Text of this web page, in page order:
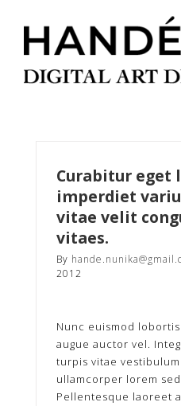
Curabitur eget
imperdiet
vitae velit
vitaes.
By
2012
Nunc euismod
augue auctor vel.
turpis vitae
ullamcorper lorem sed
Pellentesque laoreet